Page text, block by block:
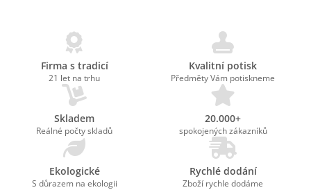
Firma s tradicí
21 let na trhu
Kvalitní potisk
Předměty Vám potiskneme
Skladem
Reálné počty skladů
20.000+
spokojených zákazníků
Ekologické
S důrazem na ekologii
Rychlé dodání
Zboží rychle dodáme